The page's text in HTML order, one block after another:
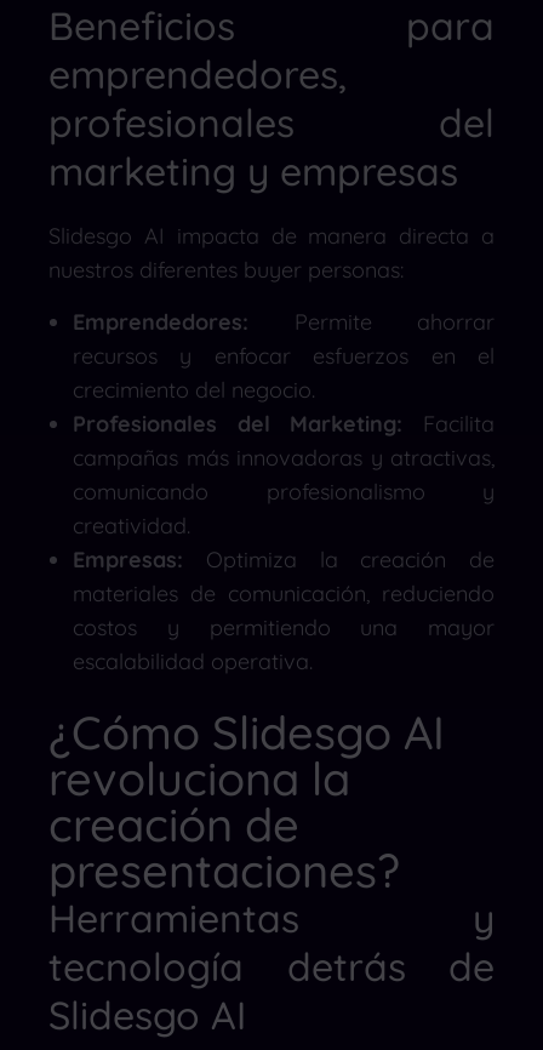
Beneficios para
emprendedores,
profesionales del
marketing y empresas
Slidesgo AI impacta de manera directa a
nuestros diferentes buyer personas:
Emprendedores: Permite ahorrar
recursos y enfocar esfuerzos en el
crecimiento del negocio.
Profesionales del Marketing: Facilita
campañas más innovadoras y atractivas,
comunicando profesionalismo y
creatividad.
Empresas: Optimiza la creación de
materiales de comunicación, reduciendo
costos y permitiendo una mayor
escalabilidad operativa.
¿Cómo Slidesgo AI
revoluciona la
creación de
presentaciones?
Herramientas y
tecnología detrás de
Slidesgo AI